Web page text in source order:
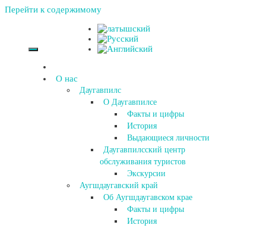
Перейти к содержимому
О нас
Даугавпилс
О Даугавпилсе
Факты и цифры
История
Выдающиеся личности
Даугавпилсский центр
обслуживания туристов
Экскурсии
Аугшдаугавский край
Об Аугшдаугавском крае
Факты и цифры
История